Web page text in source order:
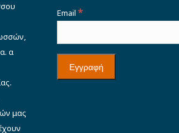
α
μας
Email *